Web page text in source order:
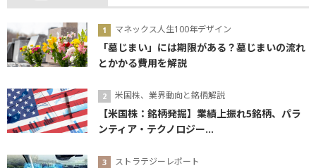
マネックス人生100年デザイン
「墓じまい」には期限がある？墓じまいの流れ
とかかる費用を解説
米国株、業界動向と銘柄解説
【米国株：銘柄発掘】業績上振れ5銘柄、パラ
ンティア・テクノロジー...
ストラテジーレポート